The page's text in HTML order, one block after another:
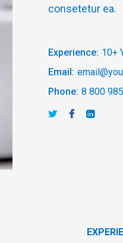
consetetur ea.
Experience: 10+
Email:
Phone: 8 800